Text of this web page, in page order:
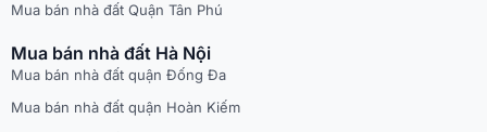
Mua bán nhà đất Quận Tân Phú
Mua bán nhà đất Hà Nội
Mua bán nhà đất quận Đống Đa
Mua bán nhà đất quận Hoàn Kiếm